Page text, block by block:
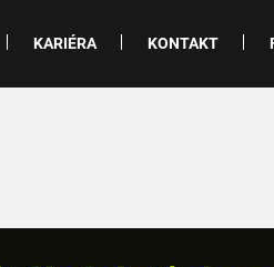
KARIÉRA KONTAKT